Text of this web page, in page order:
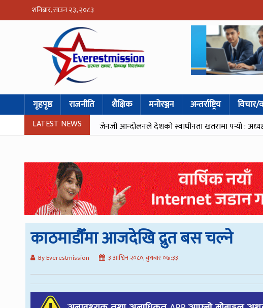
शनिबार, साउन २३, २०८३
गृहपृष्ठ राजनीति शैक्षिक मनोरञ्जन अन्तर्राष्ट्रिय
LATEST NEWS जेनजी आन्दोलनले देशको स्वाधीनता खतरामा पर्‍यो :
काठमाडौँमा आजदेखि द्रुत बस चल्ने
By Everestmission ३ आश्विन २०८०, बुधबार ०७:३३